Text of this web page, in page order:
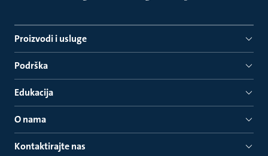
Proizvodi i usluge
Podrška
Edukacija
O nama
Kontaktirajte nas